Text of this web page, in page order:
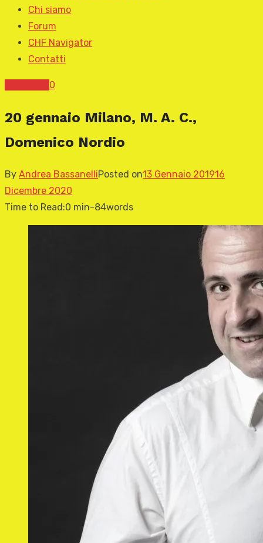
Chi siamo
Forum
CHF Navigator
Contatti
0
20 gennaio Milano, M. A. C.,
Domenico Nordio
By Andrea BassanelliPosted on13 Gennaio 201916
Dicembre 2020
Time to Read:0 min-84words